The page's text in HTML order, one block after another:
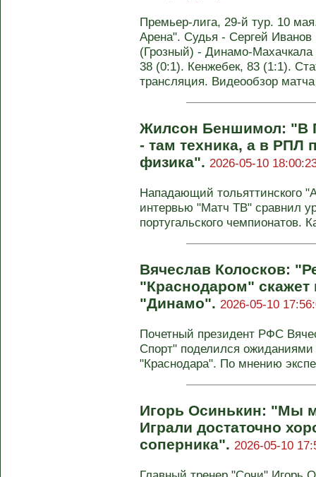
Премьер-лига, 29-й тур. 10
Арена". Судья - Сергей
(Грозный) - Динамо-
38 (0:1). Кенжебек, 83 (1:1).
трансляция. Видеообзор
Жилсон Беншимол: "В
- там техника, а в РПЛ
физика". 2026-05-10
Нападающий тольяттинского
интервью "Матч ТВ" сравнил
португальского чемпионатов.
Вячеслав Колосков:
"Краснодаром" скажет
"Динамо". 2026-05-10
Почетный президент РФС
Спорт" поделился
"Краснодара". По мнению
Игорь Осинькин: "Мы
Играли достаточно
соперника". 2026-05-10